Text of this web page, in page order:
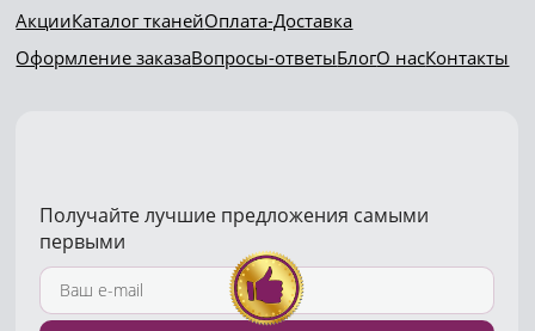
АкцииКаталог тканейОплата-Доставка
Оформление заказаВопросы-ответыБлогО насКонтакты
Получайте лучшие предложения самыми
первыми